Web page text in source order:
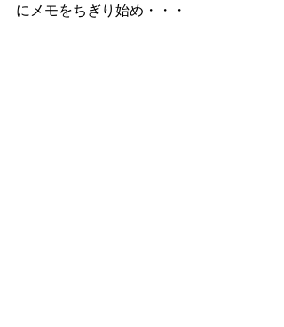
にメモをちぎり始め・・・